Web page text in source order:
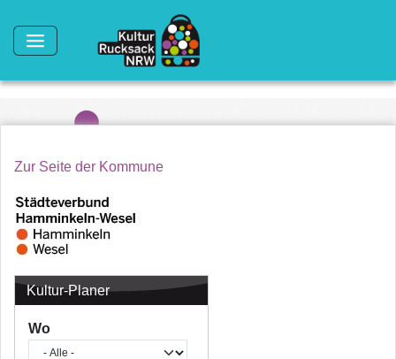
Zur Seite der Kommune
Kultur-Planer
Wo